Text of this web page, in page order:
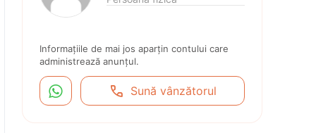
Informațiile de mai jos aparțin contului care
administrează anunțul.
  Sună vânzătorul